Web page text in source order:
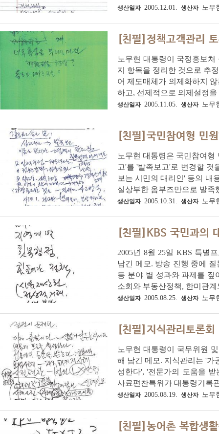
생산일자 2005.12.01. 생산자 노무
[친필]정책고객관리
노무현 대통령이 국정홍보
지 항목을 정리한 것으로 추
어 제도매체가 의제화하지
하고, 선제적으로 의제설정
생산일자 2005.11.05. 생산자 노무
[친필]국민참여형 민
노무현 대통령은 국민참여
고'를 '발족보고'로 변경할 것
보는 시민의 대리인' 등의 내
실상부한 옴부즈만으로 발족
생산일자 2005.10.31. 생산자 노무
[친필]KBS 국민과의
2005년 8월 25일 KBS 특별
남긴 메모. 방송 진행 중에
등 분야 별 성과와 과제를 짚
소회와 부동산정책, 한미관계
생산일자 2005.08.25. 생산자 노무
[친필]지식관리토론회
노무현 대통령이 국무위원
해 남긴 메모. 지식관리는 '가
성한다', '전문가의 도움을
사료편찬특위가 대통령기록
생산일자 2005.08.19. 생산자 노무
[친필]농어촌 복합생